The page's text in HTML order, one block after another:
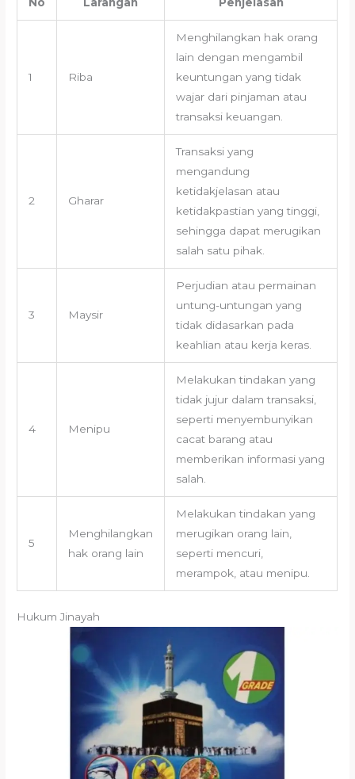
1 Riba
Menghilangkan hak orang
lain dengan mengambil
keuntungan yang tidak
wajar dari pinjaman atau
transaksi keuangan.
2 Gharar
Transaksi yang
mengandung
ketidakjelasan atau
ketidakpastian yang tinggi,
sehingga dapat merugikan
salah satu pihak.
3 Maysir
Perjudian atau permainan
untung-untungan yang
tidak didasarkan pada
keahlian atau kerja keras.
4 Menipu
Melakukan tindakan yang
tidak jujur dalam transaksi,
seperti menyembunyikan
cacat barang atau
memberikan informasi yang
salah.
5
Menghilangkan
hak orang lain
Melakukan tindakan yang
merugikan orang lain,
seperti mencuri,
merampok, atau menipu.
Hukum Jinayah